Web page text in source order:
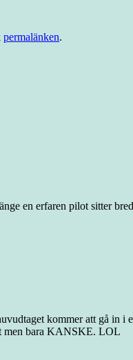
permalänken.
en erfaren pilot sitter
kommer att gå in i
men bara KANSKE. LOL